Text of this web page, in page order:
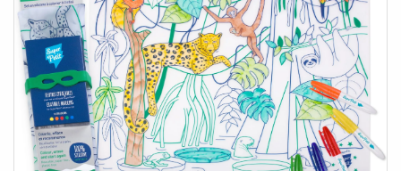
L’emballage est certifié FSC et entièrement recyclable.
Conçus au Royaume-Uni, ils sont livrés dans un coffret
élégant, idéal pour offrir.